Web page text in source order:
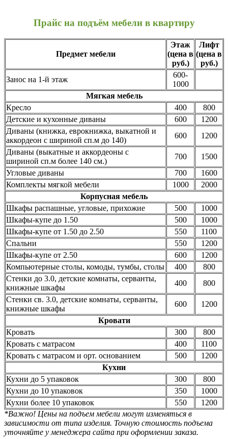
Прайс на подъём мебели в квартиру
Предмет мебели
Этаж
(цена в
руб.)
Лифт
(цена в
руб.)
Занос на 1-й этаж
600-
1000
Мягкая мебель
Кресло
400
800
Детские и кухонные диваны
600
1200
Диваны (книжка, еврокнижка, выкатной и
аккордеон с шириной сп.м до 140)
600
1200
Диваны (выкатные и аккордеоны с
шириной сп.м более 140 см.)
700
1500
Угловые диваны
700
1600
Комплекты мягкой мебели
1000
2000
Корпусная мебель
Шкафы распашные, угловые, прихожие
500
1000
Шкафы-купе до 1.50
500
1000
Шкафы-купе от 1.50 до 2.50
550
1100
Спальни
550
1200
Шкафы-купе от 2.50
600
1200
Компьютерные столы, комоды, тумбы, столы
400
800
Стенки до 3.0, детские комнаты, серванты,
книжные шкафы
400
800
Стенки св. 3.0, детские комнаты, серванты,
книжные шкафы
600
1200
Кровати
Кровать
300
800
Кровать с матрасом
400
1100
Кровать с матрасом и орт. основанием
500
1200
Кухни
Кухни до 5 упаковок
300
800
Кухни до 10 упаковок
350
1000
Кухни более 10 упаковок
550
1200
*Важно! Цены на подъем мебели могут изменяться в
зависимости от типа изделия. Точную стоимость подъема
уточняйте у менеджера сайта при оформлении заказа.